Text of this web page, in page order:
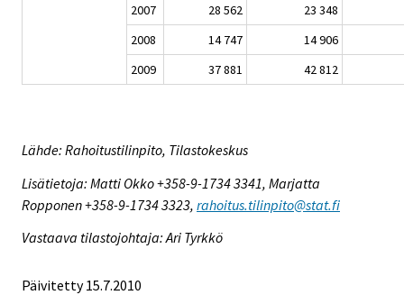
2007
28 562
23 348
2008
14 747
14 906
2009
37 881 42 812
Lähde: Rahoitustilinpito, Tilastokeskus
Lisätietoja: Matti Okko +358-9-1734 3341, Marjatta
Ropponen +358-9-1734 3323, rahoitus.tilinpito@stat.fi
Vastaava tilastojohtaja: Ari Tyrkkö
Päivitetty 15.7.2010